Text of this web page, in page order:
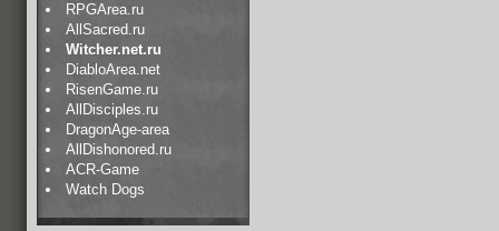
RPGArea.ru
AllSacred.ru
Witcher.net.ru
DiabloArea.net
RisenGame.ru
AllDisciples.ru
DragonAge-area
AllDishonored.ru
ACR-Game
Watch Dogs